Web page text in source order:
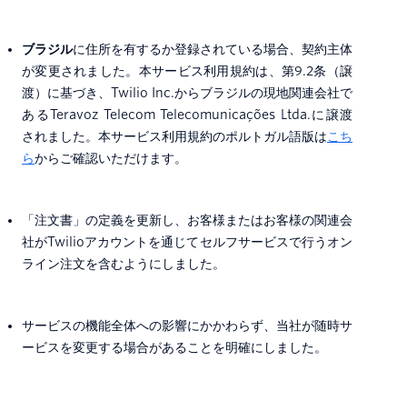
ブラジルに住所を有するか登録されている場合、契約主体
が変更されました。本サービス利用規約は、第9.2条（譲
渡）に基づき、Twilio Inc.からブラジルの現地関連会社で
あるTeravoz Telecom Telecomunicações Ltda.に譲渡
されました。本サービス利用規約のポルトガル語版はこち
らからご確認いただけます。
「注文書」の定義を更新し、お客様またはお客様の関連会
社がTwilioアカウントを通じてセルフサービスで行うオン
ライン注文を含むようにしました。
サービスの機能全体への影響にかかわらず、当社が随時サ
ービスを変更する場合があることを明確にしました。